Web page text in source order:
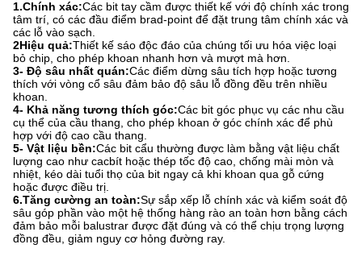
1.Chính xác:Các bit tay cầm được thiết kế với độ chính xác trong
tâm trí, có các đầu điểm brad-point để đặt trung tâm chính xác và
các lỗ vào sạch.
2Hiệu quả:Thiết kế sáo độc đáo của chúng tối ưu hóa việc loại
bỏ chip, cho phép khoan nhanh hơn và mượt mà hơn.
3- Độ sâu nhất quán:Các điểm dừng sâu tích hợp hoặc tương
thích với vòng cổ sâu đảm bảo độ sâu lỗ đồng đều trên nhiều
khoan.
4- Khả năng tương thích góc:Các bit góc phục vụ các nhu cầu
cụ thể của cầu thang, cho phép khoan ở góc chính xác để phù
hợp với độ cao cầu thang.
5- Vật liệu bền:Các bit cẩu thường được làm bằng vật liệu chất
lượng cao như cacbít hoặc thép tốc độ cao, chống mài mòn và
nhiệt, kéo dài tuổi thọ của bit ngay cả khi khoan qua gỗ cứng
hoặc được điều trị.
6.Tăng cường an toàn:Sự sắp xếp lỗ chính xác và kiểm soát độ
sâu góp phần vào một hệ thống hàng rào an toàn hơn bằng cách
đảm bảo mỗi balustrar được đặt đúng và có thể chịu trọng lượng
đồng đều, giảm nguy cơ hỏng đường ray.